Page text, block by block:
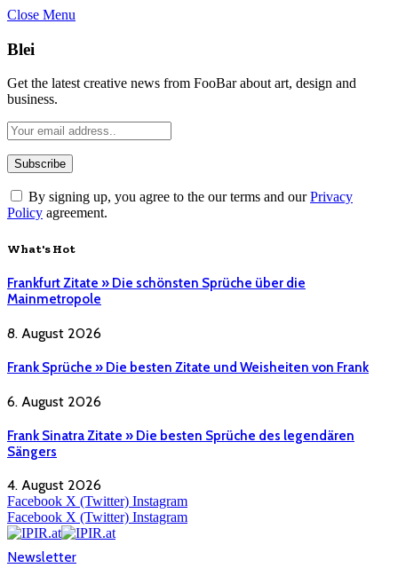
Close Menu
Blei
Get the latest creative news from FooBar about art, design and
business.
By signing up, you agree to the our terms and ourPrivacy
Policy agreement.
What's Hot
Frankfurt Zitate » Die schönsten Sprüche über die
Mainmetropole
8. August 2026
Frank Sprüche » Die besten Zitate und Weisheiten von Frank
6. August 2026
Frank Sinatra Zitate » Die besten Sprüche des legendären
Sängers
4. August 2026
Facebook X (Twitter) Instagram
Facebook X (Twitter) Instagram
Newsletter